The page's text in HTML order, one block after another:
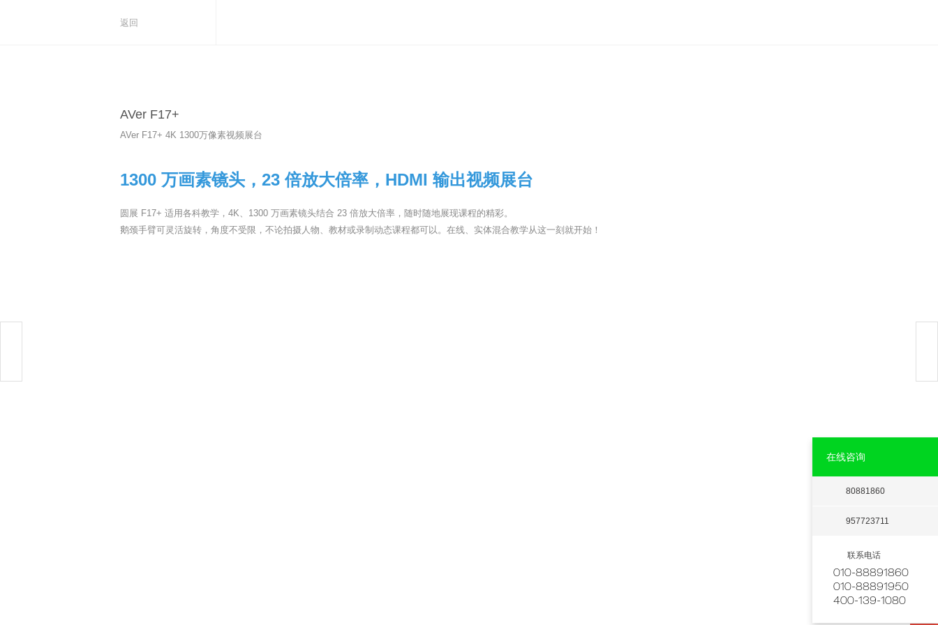
返回
AVer F17+
AVer F17+ 4K 1300万像素视频展台
1300 万画素镜头，23 倍放大倍率，HDMI 输出视频展台
圆展 F17+ 适用各科教学，4K、1300 万画素镜头结合 23 倍放大倍率，随时随地展现课程的精彩。
鹅颈手臂可灵活旋转，角度不受限，不论拍摄人物、教材或录制动态课程都可以。在线、实体混合教学从这一刻就开始！
在线咨询
80881860
957723711
联系电话
010-88891860
010-88891950
400-139-1080